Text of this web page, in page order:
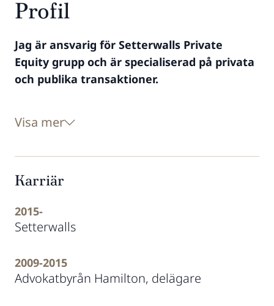
Profil
Jag är ansvarig för Setterwalls Private
Equity grupp och är specialiserad på privata
och publika transaktioner.
Visa mer
Karriär
2015-
Setterwalls
2009-2015
Advokatbyrån Hamilton, delägare